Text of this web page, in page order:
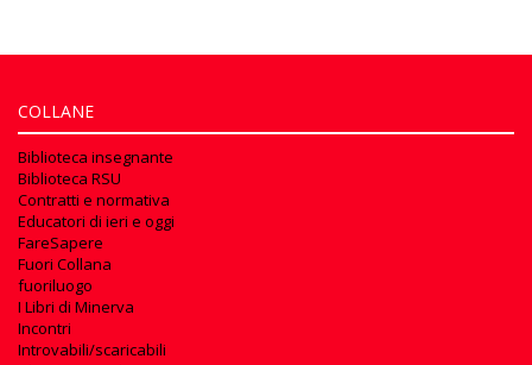
COLLANE
Biblioteca insegnante
Biblioteca RSU
Contratti e normativa
Educatori di ieri e oggi
FareSapere
Fuori Collana
fuoriluogo
I Libri di Minerva
Incontri
Introvabili/scaricabili